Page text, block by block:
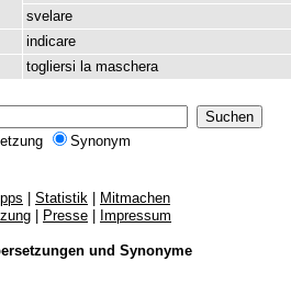
svelare
indicare
togliersi la maschera
Synonym
Statistik
Mitmachen
Presse Impressum
und Synonyme